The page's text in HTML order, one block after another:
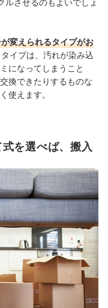
ルさせるのもよいでしょ
変えられるタイプがお
イプは、汚れが染み込
になってしまうこと
換できたりするものな
使えます。
を選べば、搬入